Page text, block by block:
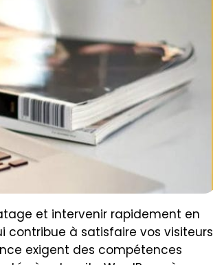
et intervenir rapidement en
contribue à satisfaire vos visiteurs
exigent des compétences